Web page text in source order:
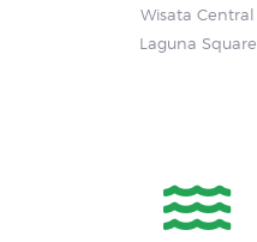
Wisata Central
Laguna Square